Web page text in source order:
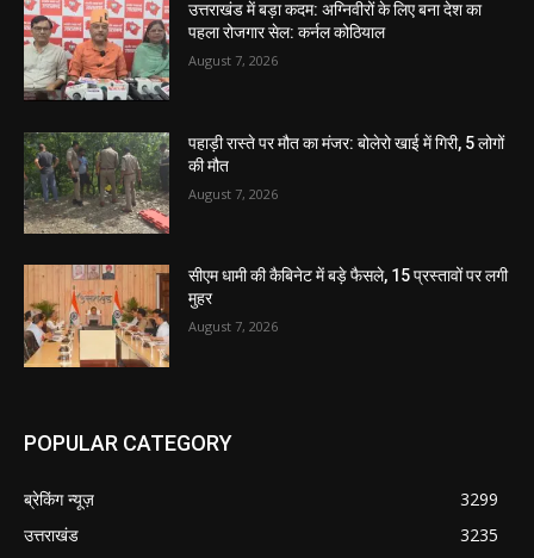
उत्तराखंड में बड़ा कदम: अग्निवीरों के लिए बना देश का
पहला रोजगार सेल: कर्नल कोठियाल
August 7, 2026
पहाड़ी रास्ते पर मौत का मंजर: बोलेरो खाई में गिरी, 5 लोगों
की मौत
August 7, 2026
सीएम धामी की कैबिनेट में बड़े फैसले, 15 प्रस्तावों पर लगी
मुहर
August 7, 2026
POPULAR CATEGORY
ब्रेकिंग न्यूज़
3299
उत्तराखंड
3235